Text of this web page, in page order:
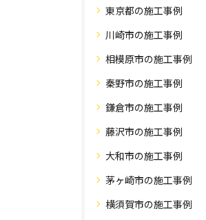
東京都の施工事例
川崎市の施工事例
相模原市の施工事例
秦野市の施工事例
鎌倉市の施工事例
藤沢市の施工事例
大和市の施工事例
茅ヶ崎市の施工事例
横須賀市の施工事例